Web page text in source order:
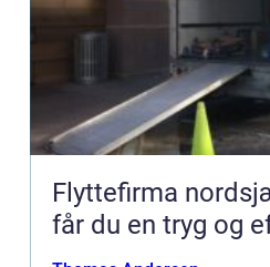
Flyttefirma
får du en tryg og